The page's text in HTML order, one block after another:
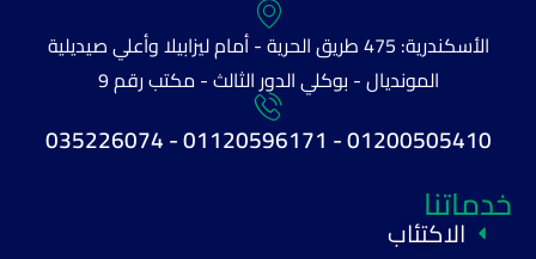
الأسكندرية: 475 طريق الحرية - أمام ليزابيلا وأعلي صيديلية
المونديال - بوكلي الدور الثالث - مكتب رقم 9
01200505410 - 01120596171 - 035226074
خدماتنا
الاكتئاب